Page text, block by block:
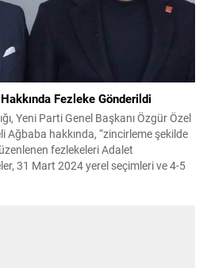
Fezleke Gönderildi
Yeni Parti Genel Başkanı Özgür Özel
Ağbaba hakkında, “zincirleme şekilde
fezlekeleri Adalet
31 Mart 2024 yerel seçimleri ve 4-5
İstanbul...